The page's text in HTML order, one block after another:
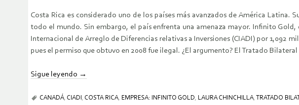
Costa Rica es considerado uno de los países más avanzados de América
todo el mundo. Sin embargo, el país enfrenta una amenaza mayor. Infinito
Internacional de Arreglo de Diferencias relativas a Inversiones (CIADI) por 1,092
pues el permiso que obtuvo en 2008 fue ilegal. ¿El argumento? El Tratado
Sigue leyendo →
CANADÁ, CIADI , COSTA RICA, EMPRESA: INFINITO GOLD, LAURA CHINCHILLA, TRATADO